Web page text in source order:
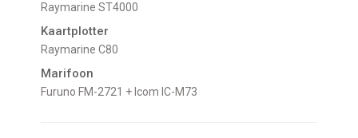
Raymarine ST4000
Kaartplotter
Raymarine C80
Marifoon
Furuno FM-2721 + Icom IC-M73